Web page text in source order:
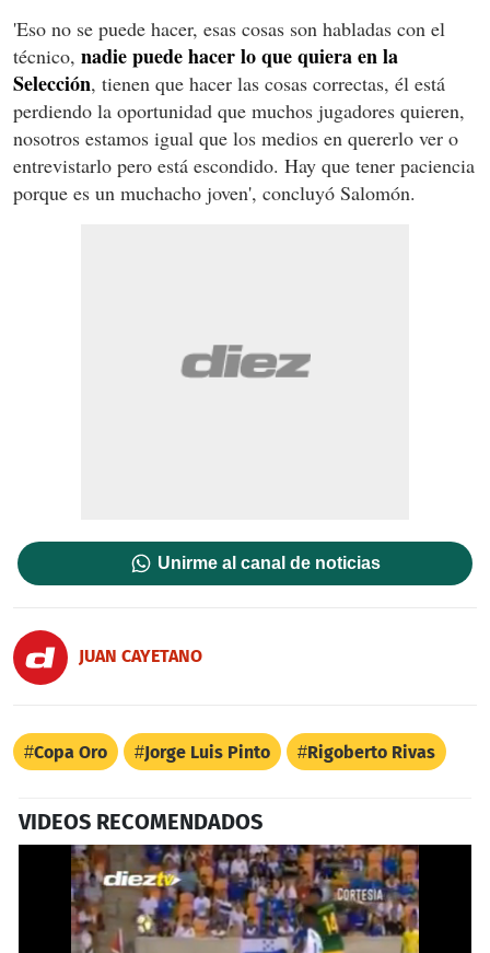
'Eso no se puede hacer, esas cosas son habladas con el
técnico, nadie puede hacer lo que quiera en la
Selección, tienen que hacer las cosas correctas, él está
perdiendo la oportunidad que muchos jugadores quieren,
nosotros estamos igual que los medios en quererlo ver o
entrevistarlo pero está escondido. Hay que tener paciencia
porque es un muchacho joven', concluyó Salomón.
Unirme al canal de noticias
JUAN CAYETANO
Copa Oro Jorge Luis Pinto Rigoberto Rivas
VIDEOS RECOMENDADOS